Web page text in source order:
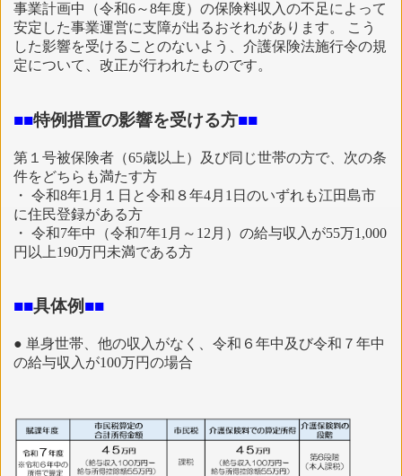
事業計画中（令和6～8年度）の保険料収入の不足によって
安定した事業運営に支障が出るおそれがあります。 こう
した影響を受けることのないよう、介護保険法施行令の規
定について、改正が行われたものです。
■■特例措置の影響を受ける方■■
第１号被保険者（65歳以上）及び同じ世帯の方で、次の条
件をどちらも満たす方
・ 令和8年1月１日と令和８年4月1日のいずれも江田島市
に住民登録がある方
・ 令和7年中（令和7年1月～12月）の給与収入が55万1,000
円以上190万円未満である方
■■具体例■■
● 単身世帯、他の収入がなく、令和６年中及び令和７年中
の給与収入が100万円の場合